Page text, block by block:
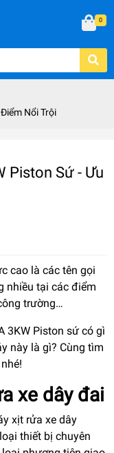
0
Nổi Trội
Piston Sứ - Ưu
cao là các tên gọi
nhiều tại các điểm
trường…
3KW Piston sứ có gì
này là gì? Cùng tìm
xe dây đai
xịt rửa xe dây
thiết bị chuyên